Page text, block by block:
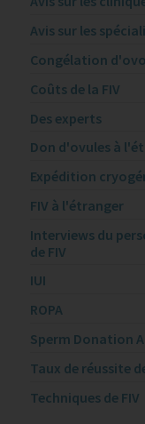
Avis sur les
Congélation
Coûts de la FIV
Des experts
Don d'ovules à
Expédition
FIV à l'étranger
Interviews du
de FIV
IUI
ROPA
Sperm Donation
Taux de réussite
Techniques de FIV